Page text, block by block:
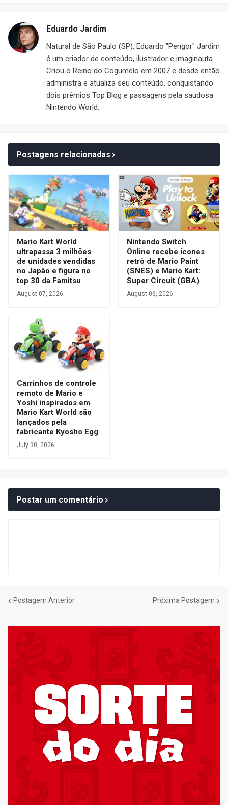
Eduardo Jardim
Natural de São Paulo (SP), Eduardo "Pengor" Jardim
é um criador de conteúdo, ilustrador e imaginauta.
Criou o Reino do Cogumelo em 2007 e desde então
administra e atualiza seu conteúdo, conquistando
dois prêmios Top Blog e passagens pela saudosa
Nintendo World.
Postagens relacionadas
Mario Kart World
ultrapassa 3 milhões
de unidades vendidas
no Japão e figura no
top 30 da Famitsu
August 07, 2026
Nintendo Switch
Online recebe ícones
retrô de Mario Paint
(SNES) e Mario Kart:
Super Circuit (GBA)
August 06, 2026
Carrinhos de controle
remoto de Mario e
Yoshi inspirados em
Mario Kart World são
lançados pela
fabricante Kyosho Egg
July 30, 2026
Postar um comentário
Postagem Anterior Próxima Postagem